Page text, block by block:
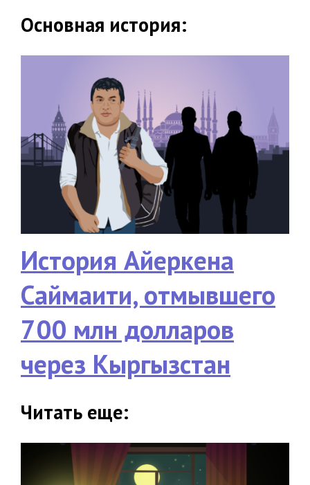
Основная история:
История Айеркена
Саймаити, отмывшего
700 млн долларов
через Кыргызстан
Читать еще: